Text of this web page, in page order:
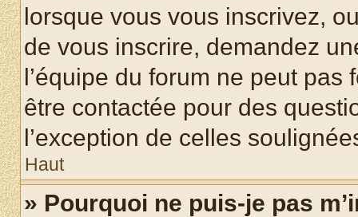
lorsque vous vous inscrivez,
de vous inscrire, demandez
l’équipe du forum ne peut
être contactée pour des
l’exception de celles
Haut
» Pourquoi ne puis-je pas